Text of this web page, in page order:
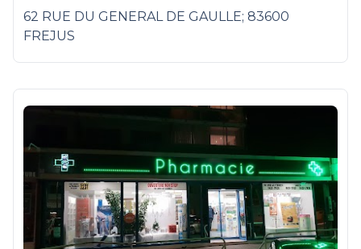
62 RUE DU GENERAL DE GAULLE; 83600
FREJUS